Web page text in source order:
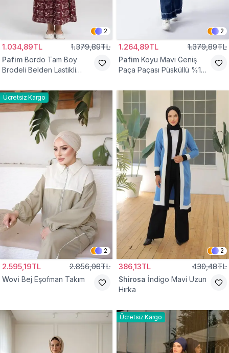
2
1.034,89TL 1.379,89TL
Pafim Bordo Tam Boy
Brodeli Belden Lastikli
2
1.264,89TL 1.379,89TL
Pafim Koyu Mavi Geniş
Paça Paçası Püsküllü %100
Pantolon
Ücretsiz Kargo
2
2.595,19TL 2.856,08TL
Wovi Bej Eşofman Takım
2
386,13TL 430,48TL
Shirosa İndigo Mavi Uzun
Hırka
Ücretsiz Kargo